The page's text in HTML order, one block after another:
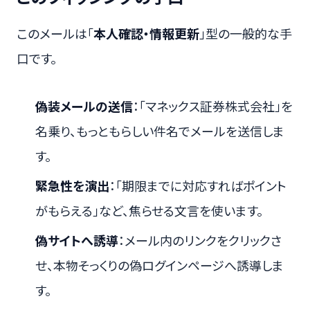
このメールは「本人確認・情報更新」型の一般的な手
口です。
偽装メールの送信：「マネックス証券株式会社」を
名乗り、もっともらしい件名でメールを送信しま
す。
緊急性を演出：「期限までに対応すればポイント
がもらえる」など、焦らせる文言を使います。
偽サイトへ誘導：メール内のリンクをクリックさ
せ、本物そっくりの偽ログインページへ誘導しま
す。